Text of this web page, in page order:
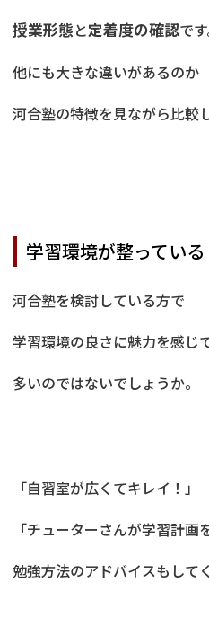
授業形態と定着度の確認です
他にも大きな違いがあるのか
河合塾の特徴を見ながら比較
学習環境が整っている
河合塾を検討している方で
学習環境の良さに魅力を感じ
多いのではないでしょうか。
「自習室が広くてキレイ！」
「チューターさんが学習計画
勉強方法のアドバイスもして